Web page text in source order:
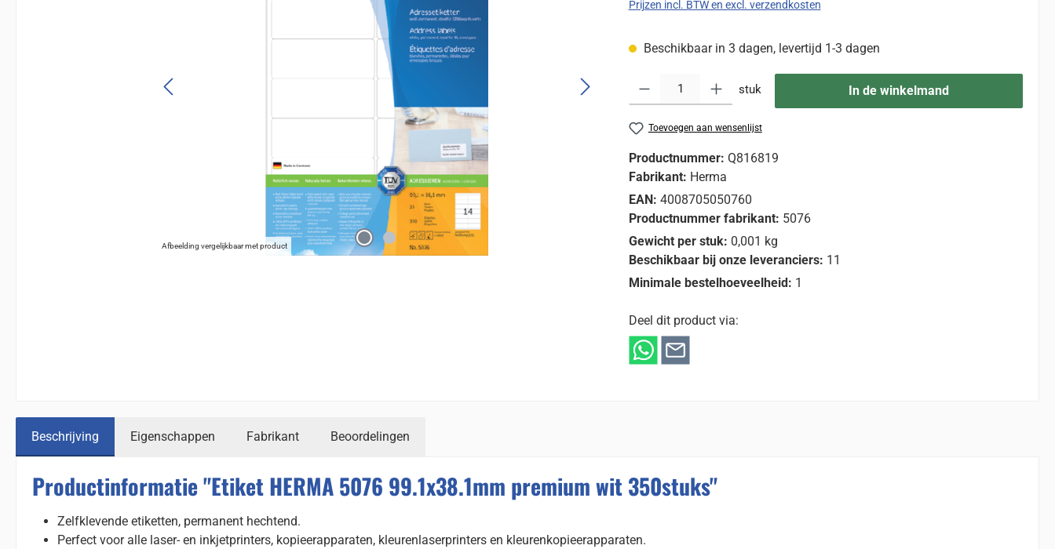
Afbeelding vergelijkbaar met product
Prijzen incl. BTW en excl. verzendkosten
Beschikbaar in 3 dagen, levertijd 1-3 dagen
Producthoeveelheid: Voer de gewenste hoeveelheid in of gebruik de knoppen om de
stuk In de winkelmand
Toevoegen aan wensenlijst
Productnummer: Q816819
Fabrikant: Herma
EAN: 4008705050760
Productnummer fabrikant: 5076
Gewicht per stuk: 0,001 kg
Beschikbaar bij onze leveranciers: 11
Minimale bestelhoeveelheid: 1
Deel dit product via:
Beschrijving Eigenschappen Fabrikant Beoordelingen
Productinformatie "Etiket HERMA 5076 99.1x38.1mm premium wit 350stuks"
Zelfklevende etiketten, permanent hechtend.
Perfect voor alle laser- en inkjetprinters, kopieerapparaten, kleurenlaserprinters en kleurenkopieerapparaten.